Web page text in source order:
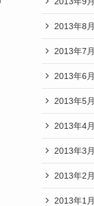
2013年8月
2013年7月
2013年6月
2013年5月
2013年4月
2013年3月
2013年2月
2013年1月